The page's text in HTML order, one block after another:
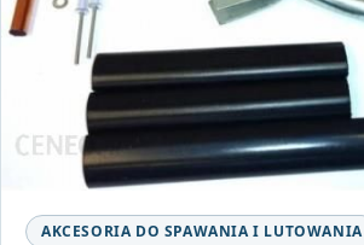
AKCESORIA DO SPAWANIA I LUTOWANIA